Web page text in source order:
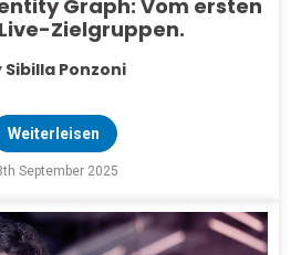
Graph: Vom ersten
Zielgruppen.
Sibilla Ponzoni
Weiterleisen
September 2025